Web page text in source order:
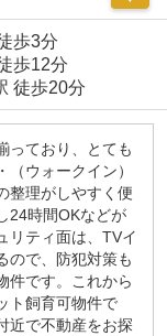
歩3分
歩12分
徒歩20分
っており、とても
ウォークイン）
整理がしやすく便
24時間OKなどが
リティ面は、TVイ
ので、防犯対策も
件です。これから
ト飼育可物件で
近で不動産をお探